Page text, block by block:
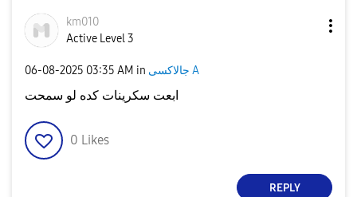
km010
Active Level 3
‎06-08-2025 03:35 AM in جالاكسى A
ابعت سكرينات كده لو سمحت
0 Likes
REPLY